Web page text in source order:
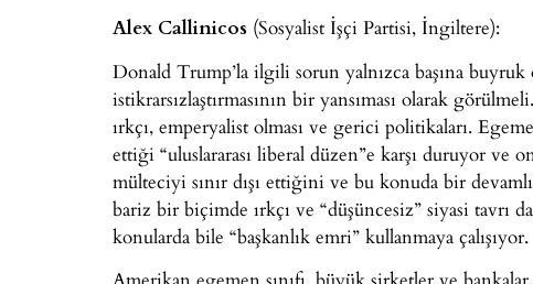
Alex Callinicos (Sosyalist İşçi Partisi, İngiltere):
Donald Trump’la ilgili sorun yalnızca başına
istikrarsızlaştırmasının bir yansıması olarak
ırkçı, emperyalist olması ve gerici politikaları.
ettiği “uluslararası liberal düzen”e karşı duruyor ve
mülteciyi sınır dışı ettiğini ve bu konuda bir
bariz bir biçimde ırkçı ve “düşüncesiz” siyasi tavrı
konularda bile “başkanlık emri” kullanmaya çalışıyor.